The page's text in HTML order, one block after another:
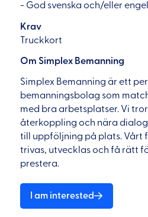
- God svenska och/eller
Krav
Truckkort
Om Simplex Bemanning
Simplex Bemanning är ett
bemanningsbolag som
med bra arbetsplatser. Vi
återkoppling och nära
till uppföljning på plats. Vårt
trivas, utvecklas och få rätt
prestera.
I am interested